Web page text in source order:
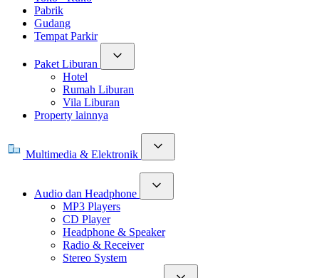
Pabrik
Gudang
Tempat Parkir
Paket Liburan
Hotel
Rumah Liburan
Vila Liburan
Property lainnya
Multimedia & Elektronik
Audio dan Headphone
MP3 Players
CD Player
Headphone & Speaker
Radio & Receiver
Stereo System